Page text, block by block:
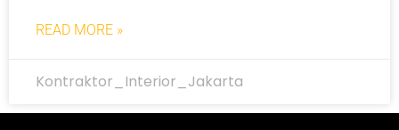
READ MORE »
Kontraktor_Interior_Jakarta